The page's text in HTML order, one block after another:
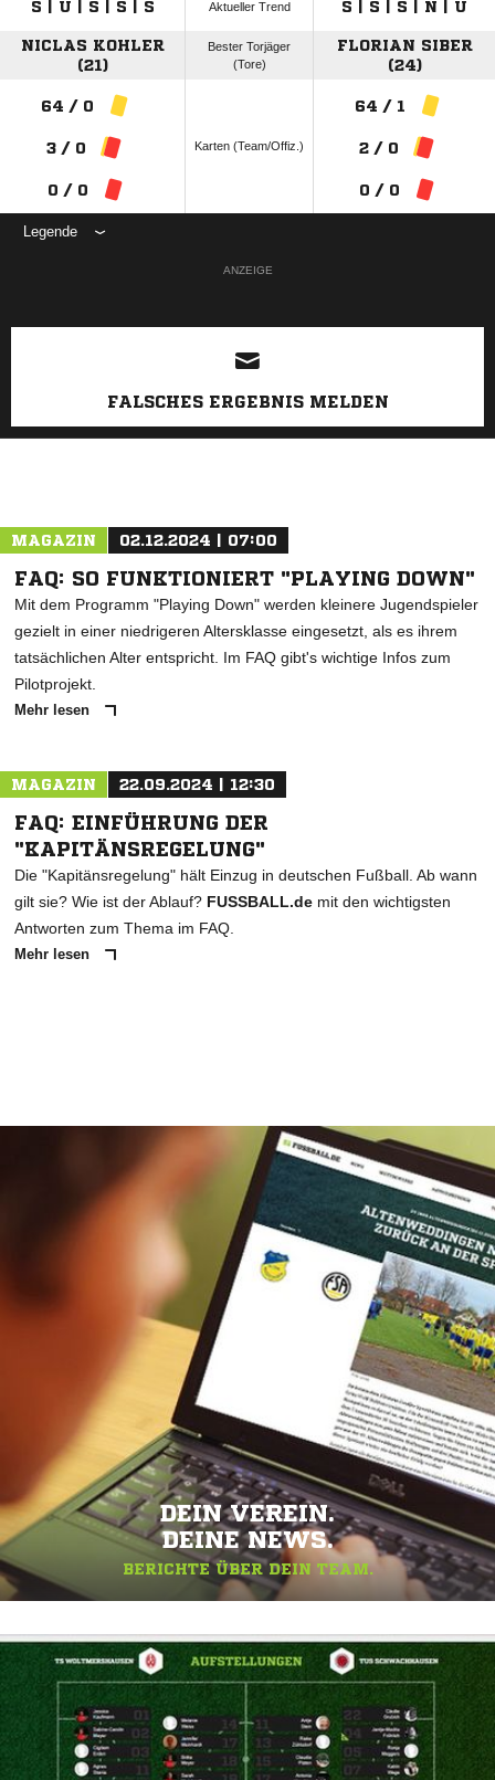
S | U | S | S | S Aktueller Trend S | S | S | N | U
NICLAS KOHLER
(21)
Bester Torjäger
(Tore)
FLORIAN SIBER
(24)
64 / 0
3 / 0
0 / 0
Karten (Team/Offiz.)
64 / 1
2 / 0
0 / 0
Legende
ANZEIGE
FALSCHES ERGEBNIS MELDEN
MAGAZIN 02.12.2024 | 07:00
FAQ: SO FUNKTIONIERT "PLAYING DOWN"
Mit dem Programm "Playing Down" werden kleinere Jugendspieler
gezielt in einer niedrigeren Altersklasse eingesetzt, als es ihrem
tatsächlichen Alter entspricht. Im FAQ gibt's wichtige Infos zum
Pilotprojekt.
Mehr lesen
MAGAZIN 22.09.2024 | 12:30
FAQ: EINFÜHRUNG DER
"KAPITÄNSREGELUNG"
Die "Kapitänsregelung" hält Einzug in deutschen Fußball. Ab wann
gilt sie? Wie ist der Ablauf? FUSSBALL.de mit den wichtigsten
Antworten zum Thema im FAQ.
Mehr lesen
DEIN VEREIN.
DEINE NEWS.
BERICHTE ÜBER DEIN TEAM.